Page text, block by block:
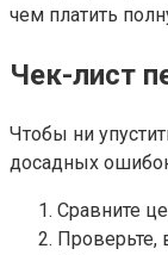
чем платить
Чек-лист
Чтобы ни
досадных
Сравните
Проверьте,